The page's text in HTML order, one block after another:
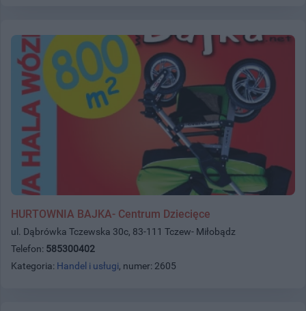
HURTOWNIA BAJKA- Centrum Dziecięce
ul. Dąbrówka Tczewska 30c, 83-111 Tczew- Miłobądz
Telefon: 585300402
Kategoria: Handel i usługi, numer: 2605